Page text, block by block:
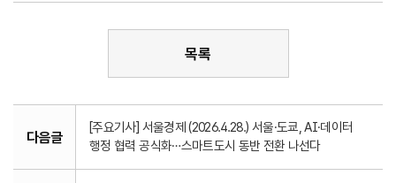
목록
다음글
[주요기사] 서울경제 (2026.4.28.) 서울·도쿄, AI·데이터
행정 협력 공식화…스마트도시 동반 전환 나선다